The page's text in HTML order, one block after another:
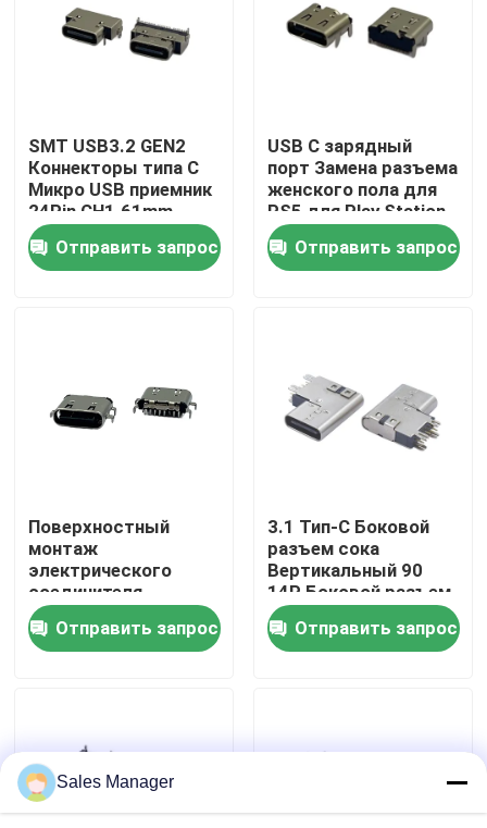
Дом
Продукты
Путешествие фабрики
Контакт США
Спросите цитату
Разъем USB-разъема
Разъемы USB типа C
SMT USB3.2 GEN2
Коннекторы типа C
Микро USB приемник
24Pin CH1.61mm
L8.3mm
Отправить запрос
USB C зарядный
порт Замена разъема
женского пола для
PS5 для Play Station
5 контроллер
зарядный порт
зарядного
Отправить запрос
Поверхностный
монтаж
электрического
соединителя
Аксессуары
Контактное
сопротивление 20mΩ
Отправить запрос
3.1 Тип-С Боковой
разъем сока
Вертикальный 90
14P Боковой разъем
соединитель USB3.1
Интерфейс быстрой
зарядки
Отправить запрос
Sales Manager